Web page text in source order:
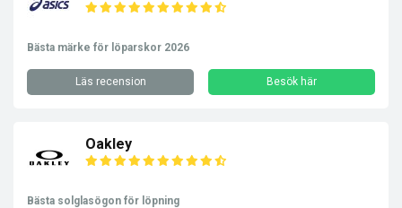
Bästa märke för löparskor 2026
Läs recension Besök här
Oakley
Bästa solglasögon för löpning